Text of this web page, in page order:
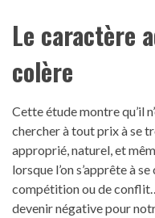
Le caractère
colère
Cette étude montre qu’il
chercher à tout prix à se
approprié, naturel, et
lorsque l’on s’apprête à
compétition ou de
devenir négative pour